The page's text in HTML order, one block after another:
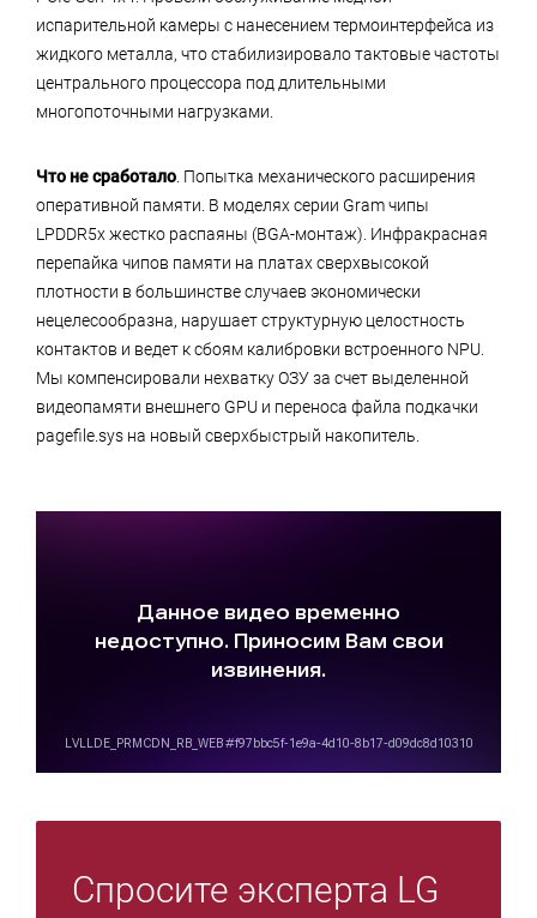
испарительной камеры с нанесением термоинтерфейса из
жидкого металла, что стабилизировало тактовые частоты
центрального процессора под длительными
многопоточными нагрузками.
Что не сработало . Попытка механического расширения
оперативной памяти. В моделях серии Gram чипы
LPDDR5x жестко распаяны (BGA-монтаж). Инфракрасная
перепайка чипов памяти на платах сверхвысокой
плотности в большинстве случаев экономически
нецелесообразна, нарушает структурную целостность
контактов и ведет к сбоям калибровки встроенного NPU.
Мы компенсировали нехватку ОЗУ за счет выделенной
видеопамяти внешнего GPU и переноса файла подкачки
pagefile.sys на новый сверхбыстрый накопитель.
Спросите эксперта LG